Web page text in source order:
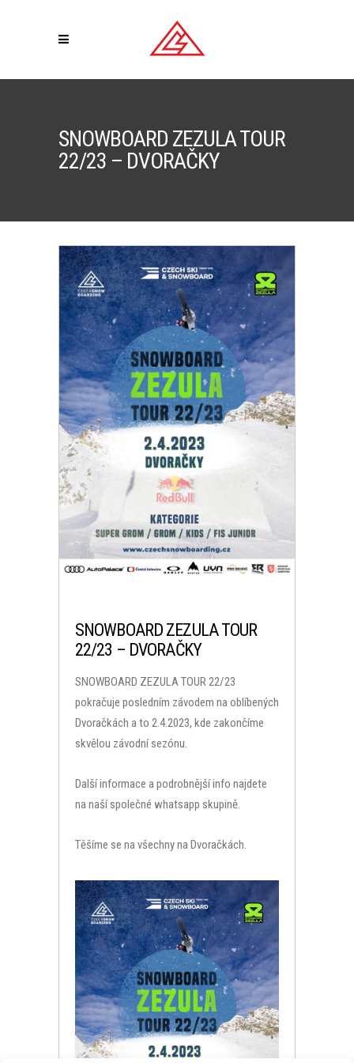
SNOWBOARD ZEZULA TOUR
22/23 – DVORAČKY
SNOWBOARD ZEZULA TOUR
22/23 – DVORAČKY
SNOWBOARD ZEZULA TOUR 22/23
pokračuje posledním závodem na oblíbených
Dvoračkách a to 2.4.2023, kde zakončíme
skvělou závodní sezónu.
Další informace a podrobnější info najdete
na naší společné whatsapp skupině.
Těšíme se na všechny na Dvoračkách.